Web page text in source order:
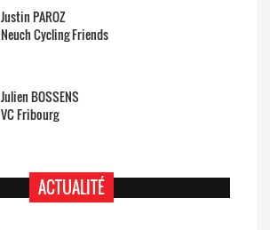
Justin PAROZ
Neuch Cycling Friends
Julien BOSSENS
VC Fribourg
ACTUALITÉ